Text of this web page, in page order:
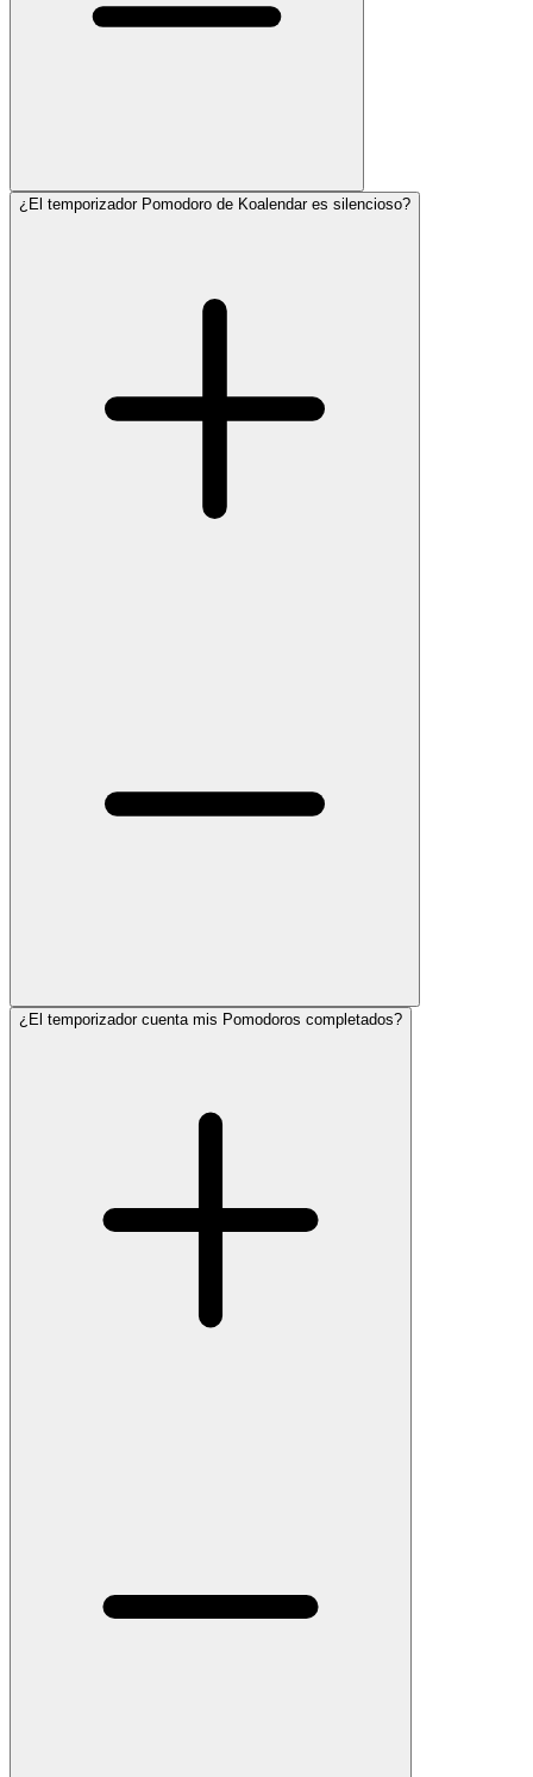
¿El temporizador Pomodoro de Koalendar es silencioso?
¿El temporizador cuenta mis Pomodoros completados?